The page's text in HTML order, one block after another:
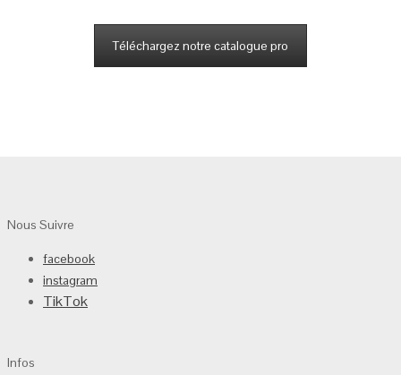
Téléchargez notre catalogue pro
Nous Suivre
facebook
instagram
TikTok
Infos